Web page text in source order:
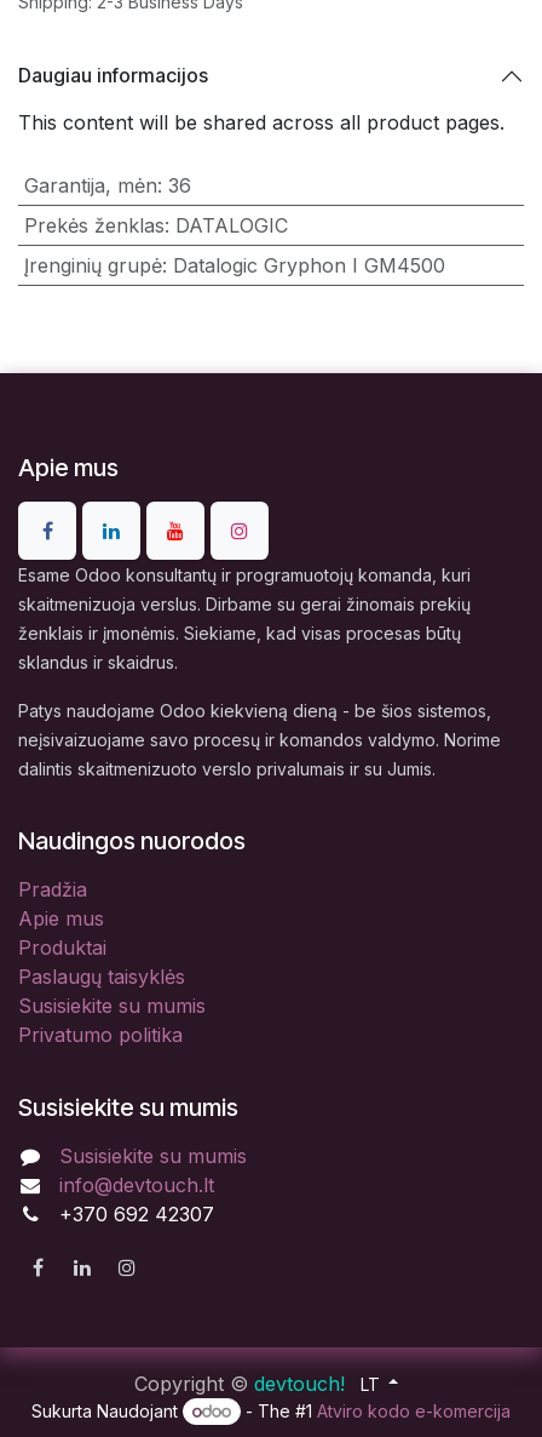
Daugiau informacijos
This content will be shared across all product pages.
Garantija, mėn: 36
Prekės ženklas: DATALOGIC
Įrenginių grupė: Datalogic Gryphon I GM4500
Apie mus
Esame Odoo konsultantų ir programuotojų komanda, kuri
skaitmenizuoja verslus. Dirbame su gerai žinomais prekių
ženklais ir įmonėmis. Siekiame, kad visas procesas būtų
sklandus ir skaidrus.
Patys naudojame Odoo kiekvieną dieną - be šios sistemos,
neįsivaizuojame savo procesų ir komandos valdymo. Norime
dalintis skaitmenizuoto verslo privalumais ir su Jumis.
Naudingos nuorodos
Pradžia
Apie mus
Produktai
Paslaugų taisyklės
Susisiekite su mumis
Privatumo politika
Susisiekite su mumis
Susisiekite su mumis
info@devtouch.lt
+370 692 42307
Copyright © devtouch!
LT
Sukurta Naudojant
- The #1Atviro kodo e-komercija